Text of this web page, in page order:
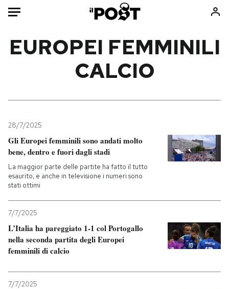
Mondo
Tecnologia
Internet
Cultura
Economia
Libri
Ok Boomer!
Europa
PODCAST
NEWSLETTER
EUROPEI FEMMINILI
CALCIO
28/7/2025
Gli Europei femminili sono andati molto
bene, dentro e fuori dagli stadi
La maggior parte delle partite ha fatto il tutto
esaurito, e anche in televisione i numeri sono
stati ottimi
7/7/2025
L’Italia ha pareggiato 1-1 col Portogallo
nella seconda partita degli Europei
femminili di calcio
7/7/2025